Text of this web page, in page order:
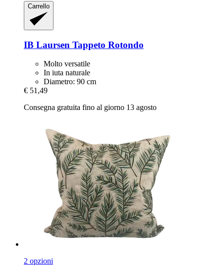
Carrello
IB Laursen Tappeto Rotondo
Molto versatile
In iuta naturale
Diametro: 90 cm
€ 51,49
Consegna gratuita fino al giorno 13 agosto
2 opzioni